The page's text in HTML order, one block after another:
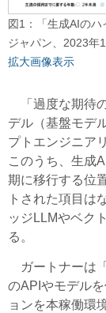
図1：「生成AIの
ジャパン、2023年
拡大画像表示
「過度な期待
デル（基盤モデ
プトエンジニア
このうち、生成
期に移行する位
トされた項目は
ッジLLMやベク
る。
ガートナーは
のAPIやモデル
ョンを本稼働環